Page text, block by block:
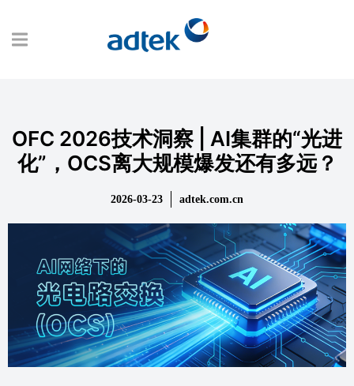
OFC 2026技术洞察 | AI集群的“光进
化”，OCS离大规模爆发还有多远？
2026-03-23 adtek.com.cn